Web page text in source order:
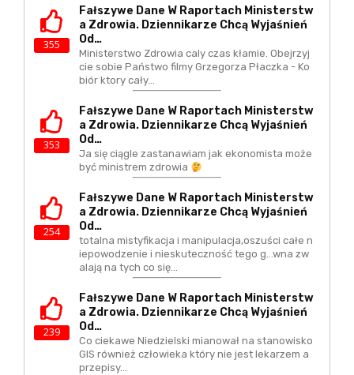
355
Fałszywe Dane W Raportach Ministerstw
A Zdrowia. Dziennikarze Chcą Wyjaśnień
Od…
Ministerstwo Zdrowia caly czas kłamie. Obejrzyj
cie sobie Państwo filmy Grzegorza Płaczka - Ko
biór ktory cały…
353
Fałszywe Dane W Raportach Ministerstw
A Zdrowia. Dziennikarze Chcą Wyjaśnień
Od…
Ja się ciągle zastanawiam jak ekonomista może
być ministrem zdrowia
254
Fałszywe Dane W Raportach Ministerstw
A Zdrowia. Dziennikarze Chcą Wyjaśnień
Od…
totalna mistyfikacja i manipulacja,oszuści całe n
iepowodzenie i nieskuteczność tego g...wna zw
alają na tych co się…
239
Fałszywe Dane W Raportach Ministerstw
A Zdrowia. Dziennikarze Chcą Wyjaśnień
Od…
Co ciekawe Niedzielski mianował na stanowisko
GIS również człowieka który nie jest lekarzem a
przepisy…